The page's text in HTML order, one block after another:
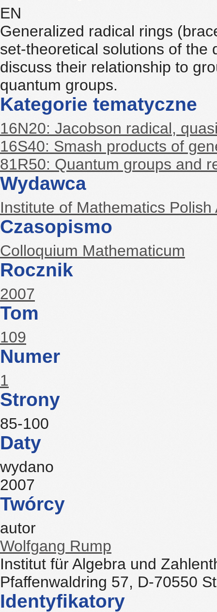
EN
Generalized radical rings
set-theoretical solutions of the
discuss their relationship to
quantum groups.
Kategorie tematyczne
16N20: Jacobson radical,
16S40: Smash products of
81R50: Quantum groups and
Wydawca
Institute of Mathematics
Czasopismo
Colloquium Mathematicum
Rocznik
2007
Tom
109
Numer
1
Strony
85-100
Daty
wydano
2007
Twórcy
autor
Wolfgang Rump
Institut für Algebra und
Pfaffenwaldring 57, D-70550
Identyfikatory